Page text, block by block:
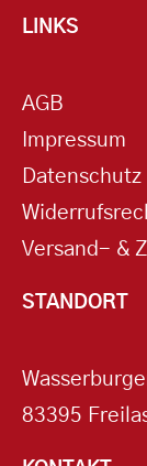
LINKS
AGB
Impressum
Datenschutz
Versand- &
STANDORT
83395